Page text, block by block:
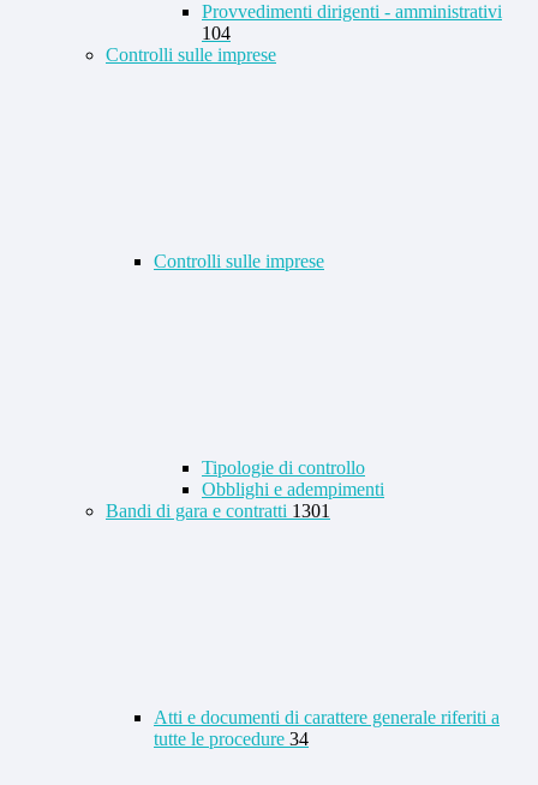
Provvedimenti dirigenti - amministrativi
104
Controlli sulle imprese
Controlli sulle imprese
Tipologie di controllo
Obblighi e adempimenti
Bandi di gara e contratti 1301
Atti e documenti di carattere generale riferiti a
tutte le procedure 34